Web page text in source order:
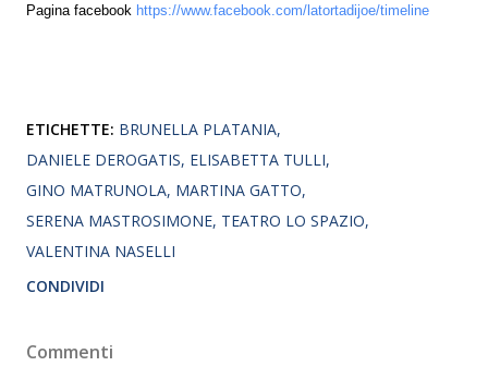
Pagina facebook https://www.facebook.com/latortadijoe/timeline
ETICHETTE: BRUNELLA PLATANIA
DANIELE DEROGATIS ELISABETTA TULLI
GINO MATRUNOLA MARTINA GATTO
SERENA MASTROSIMONE TEATRO LO SPAZIO
VALENTINA NASELLI
CONDIVIDI
Commenti